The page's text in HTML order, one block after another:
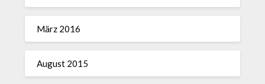
März 2016
August 2015